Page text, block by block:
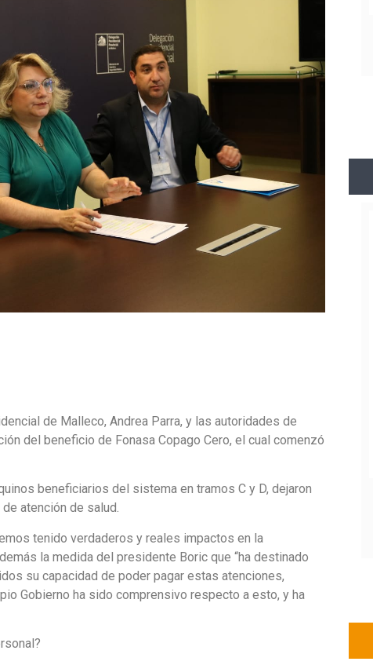
de Malleco, Andrea Parra, y las autoridades de
del beneficio de Fonasa Copago Cero, el cual comenzó
beneficiarios del sistema en tramos C y D, dejaron
atención de salud.
tenido verdaderos y reales impactos en la
la medida del presidente Boric que “ha destinado
su capacidad de poder pagar estas atenciones,
Gobierno ha sido comprensivo respecto a esto, y ha